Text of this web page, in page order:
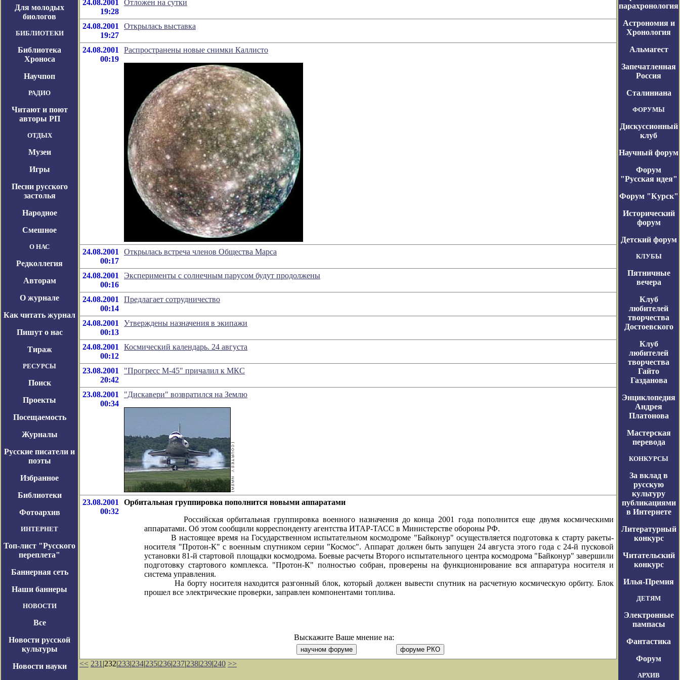
Для молодых
биологов
БИБЛИОТЕКИ
Библиотека
Хроноса
Научпоп
РАДИО
Читают и поют
авторы РП
ОТДЫХ
Музеи
Игры
Песни русского
застолья
Народное
Смешное
О НАС
Редколлегия
Авторам
О журнале
Как читать журнал
Пишут о нас
Тираж
РЕСУРСЫ
Поиск
Проекты
Посещаемость
Журналы
Русские писатели и
поэты
Избранное
Библиотеки
Фотоархив
ИНТЕРНЕТ
Топ-лист "Русского
переплета"
Баннерная сеть
Наши баннеры
НОВОСТИ
Все
Новости русской
культуры
Новости науки
24.08.2001
19:28
Отложен на сутки
24.08.2001
19:27
Открылась выставка
24.08.2001
00:19
Распространены новые снимки Каллисто
24.08.2001
00:17
Открылась встреча членов Общества Марса
24.08.2001
00:16
Эксперименты с солнечным парусом будут продолжены
24.08.2001
00:14
Предлагает сотрудничество
24.08.2001
00:13
Утверждены назначения в экипажи
24.08.2001
00:12
Космический календарь. 24 августа
23.08.2001
20:42
"Прогресс М-45" причалил к МКС
23.08.2001
00:34
"Дискавери" возвратился на Землю
23.08.2001
00:32
Орбитальная группировка пополнится новыми аппаратами
Российская орбитальная группировка военного назначения до конца 2001 года пополнится еще двумя космическими
аппаратами. Об этом сообщили корреспонденту агентства ИТАР-ТАСС в Министерстве обороны РФ.
В настоящее время на Государственном испытательном космодроме "Байконур" осуществляется подготовка к старту ракеты-
носителя "Протон-К" с военным спутником серии "Космос". Аппарат должен быть запущен 24 августа этого года с 24-й пусковой
установки 81-й стартовой площадки космодрома. Боевые расчеты Второго испытательного центра космодрома "Байконур" завершили
подготовку стартового комплекса. "Протон-К" полностью собран, проверены на функционирование вся аппаратура носителя и
система управления.
На борту носителя находится разгонный блок, который должен вывести спутник на расчетную космическую орбиту. Блок
прошел все электрические проверки, заправлен компонентами топлива.
Выскажите Ваше мнение на:
<< 231 |232|233|234|235|236|237|238|239|240 >>
парахронология
Астрономия и
Хронология
Альмагест
Запечатленная
Россия
Сталиниана
ФОРУМЫ
Дискуссионный
клуб
Научный форум
Форум
"Русская идея"
Форум "Курск"
Исторический
форум
Детский форум
КЛУБЫ
Пятничные
вечера
Клуб
любителей
творчества
Достоевского
Клуб
любителей
творчества
Гайто
Газданова
Энциклопедия
Андрея
Платонова
Мастерская
перевода
КОНКУРСЫ
За вклад в
русскую
культуру
публикациями
в Интернете
Литературный
конкурс
Читательский
конкурс
Илья-Премия
ДЕТЯМ
Электронные
пампасы
Фантастика
Форум
АРХИВ